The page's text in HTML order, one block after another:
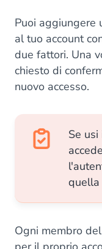
Puoi aggiungere
al tuo account
due fattori. Una
chiesto di
nuovo accesso.
Se
quella
Ogni membro